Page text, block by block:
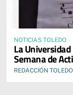
NOTICIAS TOLEDO
La Universidad
Semana de
REDACCIÓN TOLEDO